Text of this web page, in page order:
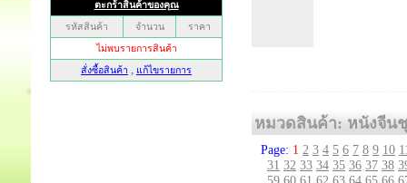
หมวดสินค้า: หนังจีน
Page: 1 2 3 4 5 6 7 8 9 10
31 32 33 34 35 36 37 38